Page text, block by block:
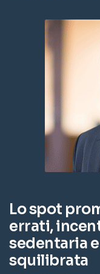
Lo spot
errati,
sedentaria
squilibrata